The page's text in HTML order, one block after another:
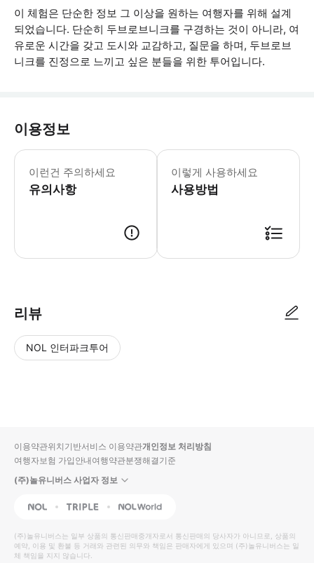
이 체험은 단순한 정보 그 이상을 원하는 여행자를 위해 설계
되었습니다. 단순히 두브로브니크를 구경하는 것이 아니라, 여
유로운 시간을 갖고 도시와 교감하고, 질문을 하며, 두브로브
니크를 진정으로 느끼고 싶은 분들을 위한 투어입니다.
이용정보
이런건 주의하세요
유의사항
투어는 아메링 분수대(파일 게이트)
이렇게 사용하세요
사용방법
리뷰
NOL 인터파크투어
입니
다.
높
은
동
영
순
상
이용약관위치기반서비스 이용약관개인정보 처리방침
여행자보험 가입안내여행약관분쟁해결기준
(주)놀유니버스 사업자 정보
NOL Triple Interpark Global
(주)놀유니버스는 일부 상품의 통신판매중개자로서 통신판매의 당사자가 아니므로, 상품의
예약, 이용 및 환불 등 거래와 관련된 의무와 책임은 판매자에게 있으며 (주)놀유니버스는 일
체 책임을 지지 않습니다.